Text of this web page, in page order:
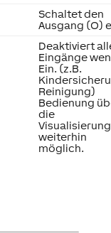
Schaltet den
Ausgang (O)
Deaktiviert
Eingänge
Ein. (z.B.
Reinigung)
Bedienung
die
Visualisierung
weiterhin
möglich.